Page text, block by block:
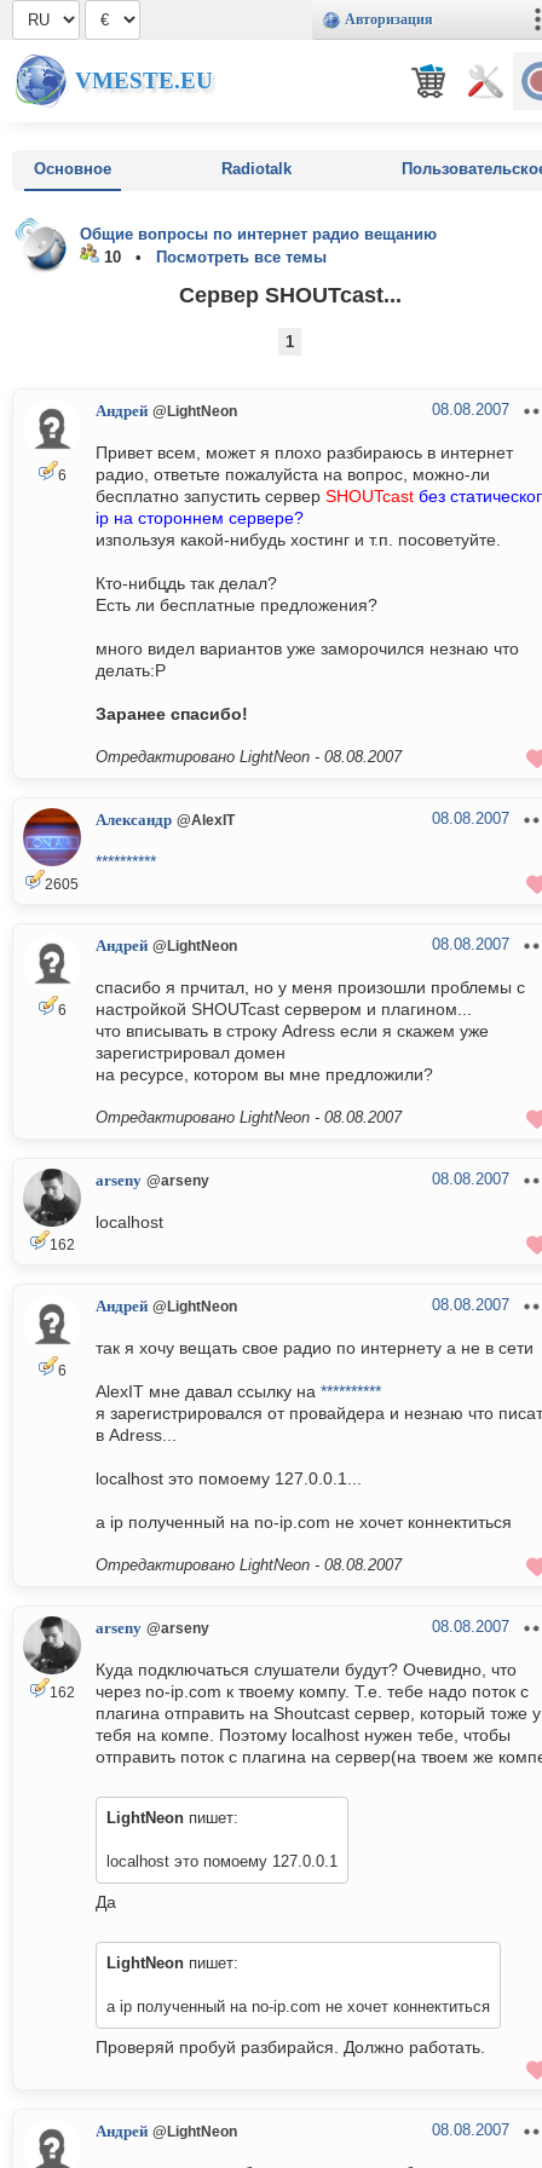
Авторизация
VMESTE.EU
Основное Radiotalk
Общие вопросы по интернет радио вещанию
10 •
Посмотреть все темы
Сервер SHOUTcast...
1
6
Андрей @LightNeon 08.08.2007
Привет всем, может я плохо разбираюсь в интернет
радио, ответьте пожалуйста на вопрос, можно-ли
бесплатно запустить сервер SHOUTcast без
ip на стороннем сервере?
изпользуя какой-нибудь хостинг и т.п. посоветуйте.
Кто-нибцдь так делал?
Есть ли бесплатные предложения?
много видел вариантов уже заморочился незнаю что
делать:P
Заранее спасибо!
Отредактировано LightNeon - 08.08.2007
2605
Александр @AlexIT 08.08.2007
**********
6
Андрей @LightNeon 08.08.2007
спасибо я прчитал, но у меня произошли проблемы с
настройкой SHOUTcast сервером и плагином...
что вписывать в строку Adress если я скажем уже
зарегистрировал домен
на ресурсе, котором вы мне предложили?
Отредактировано LightNeon - 08.08.2007
162
arseny @arseny 08.08.2007
localhost
6
Андрей @LightNeon 08.08.2007
так я хочу вещать свое радио по интернету а не в сети
AlexIT мне давал ссылку на **********
я зарегистрировался от провайдера и незнаю что
в Adress...
localhost это помоему 127.0.0.1...
а ip полученный на no-ip.com не хочет коннектиться
Отредактировано LightNeon - 08.08.2007
162
arseny @arseny 08.08.2007
Куда подключаться слушатели будут? Очевидно, что
через no-ip.com к твоему компу. Т.е. тебе надо поток с
плагина отправить на Shoutcast сервер, который тоже у
тебя на компе. Поэтому localhost нужен тебе, чтобы
отправить поток с плагина на сервер(на твоем же
LightNeon пишет:
localhost это помоему 127.0.0.1
Да
LightNeon пишет:
а ip полученный на no-ip.com не хочет коннектиться
Проверяй пробуй разбирайся. Должно работать.
Андрей @LightNeon 08.08.2007